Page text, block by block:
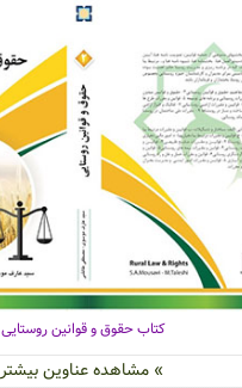
کتاب حقوق و قوانین روستایی
» مشاهده عناوین بیشتر